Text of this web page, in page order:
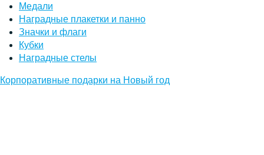
Медали
Наградные плакетки и панно
Значки и флаги
Кубки
Наградные стелы
Корпоративные подарки на Новый год